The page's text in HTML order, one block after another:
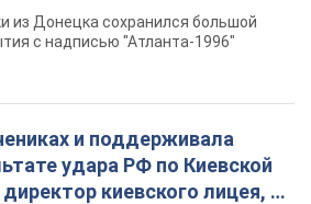
"золото" Олимпиады
из Донецка сохранился большой
с надписью "Атланта-1996"
и поддерживала
удара РФ по Киевской
киевского лицея, её